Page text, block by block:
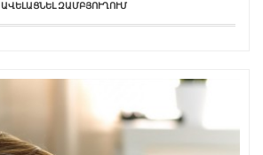
ԱՎԵԼԱՑՆԵԼ ԶԱՄԲՅՈՒՂՈՒՄ